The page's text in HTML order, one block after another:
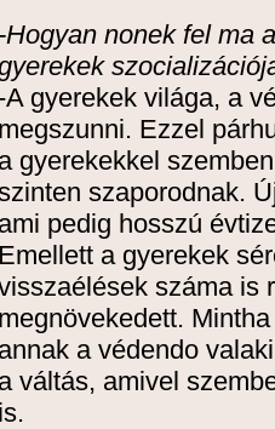
-Hogyan nonek fel ma
-A gyerekek világa, a
megszunni. Ezzel
a gyerekekkel
szaporodnak.
ami pedig hosszú
Emellett a gyerekek
száma is
megnövekedett.
annak a védendo
a váltás, amivel
is.